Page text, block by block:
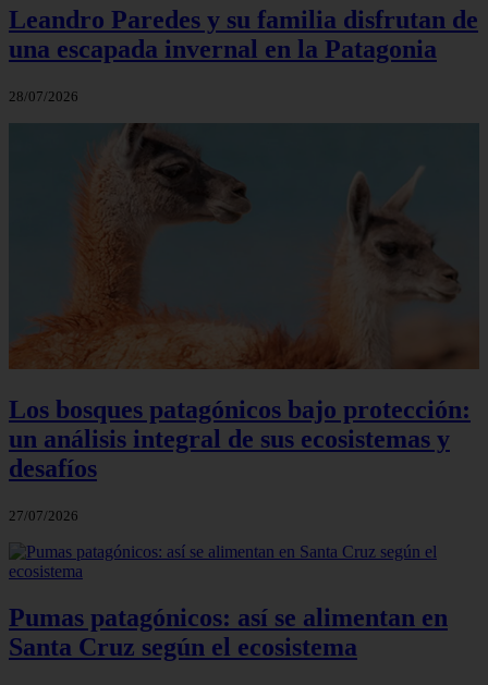
Leandro Paredes y su familia disfrutan de
una escapada invernal en la Patagonia
28/07/2026
Los bosques patagónicos bajo protección:
un análisis integral de sus ecosistemas y
desafíos
27/07/2026
Pumas patagónicos: así se alimentan en
Santa Cruz según el ecosistema